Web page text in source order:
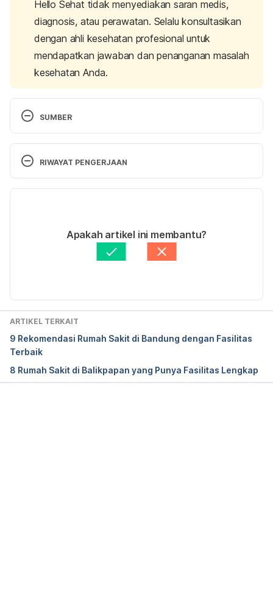
Hello Sehat tidak menyediakan saran medis,
diagnosis, atau perawatan. Selalu konsultasikan
dengan ahli kesehatan profesional untuk
mendapatkan jawaban dan penanganan masalah
kesehatan Anda.
SUMBER
Surabaya. Retrieved 3 Oktober 2023, from
https://www.surabaya.go.id/id/page/0/8234/daftar
RIWAYAT PENGERJAAN
Ditulis oleh Adhenda Madarina
Fakta medis diperiksa oleh
Hello Sehat Medical
Apakah artikel ini membantu?
ARTIKEL TERKAIT
9 Rekomendasi Rumah Sakit di Bandung dengan Fasilitas
Terbaik
8 Rumah Sakit di Balikpapan yang Punya Fasilitas Lengkap